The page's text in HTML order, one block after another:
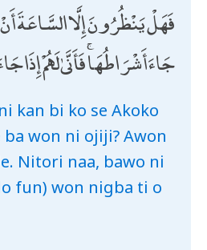
فَهَلْ يَنْظُرُونَ إِلَّا السَّاعَةَ
جَاءَ أَشْرَاطُهَا ۚ فَأَنَّىٰ لَهُمْ إِذَا
kan bi ko se Akoko
ba won ni ojiji? Awon
Nitori naa, bawo ni
fun) won nigba ti o